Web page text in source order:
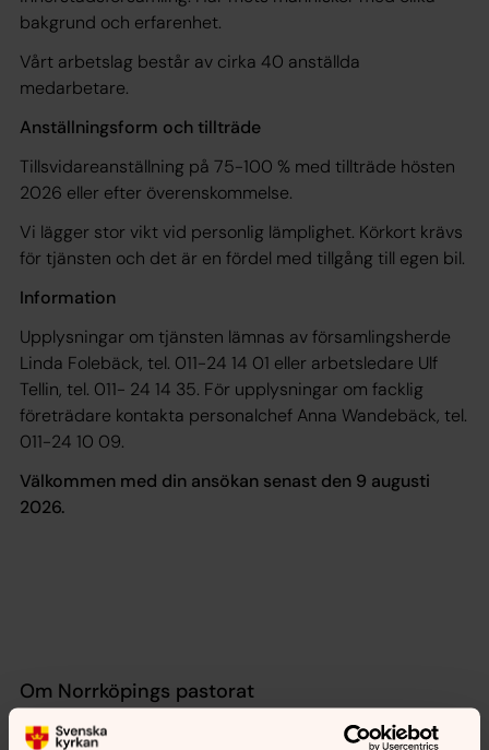
bakgrund och erfarenhet.
Vårt arbetslag består av cirka 40 anställda
medarbetare.
Anställningsform och tillträde
Tillsvidareanställning på 75-100 % med tillträde hösten
2026 eller efter överenskommelse.
Vi lägger stor vikt vid personlig lämplighet. Körkort krävs
för tjänsten och det är en fördel med tillgång till egen bil.
Information
Upplysningar om tjänsten lämnas av församlingsherde
Linda Folebäck, tel. 011-24 14 01 eller arbetsledare Ulf
Tellin, tel. 011- 24 14 35. För upplysningar om facklig
företrädare kontakta personalchef Anna Wandebäck, tel.
011-24 10 09.
Välkommen med din ansökan senast den 9 augusti
2026.
Om Norrköpings pastorat
Svenska kyrkan i Norrköping består av fyra stora